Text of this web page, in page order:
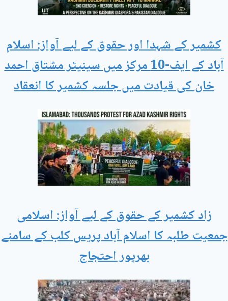
کشمیر کے شہدا اور حقوق کے لیے آواز: اسلام
آباد کے ایف-10 مرکز میں سینیٹر مشتاق احمد
خان کی قیادت میں جلسہ کشمیر کا انعقاد
زاد کشمیر کے حقوق کے لیے آواز: اسلامی
جمعیت طلبہ کا اسلام آباد پریس کلب کے سامنے
بھرپور احتجاج